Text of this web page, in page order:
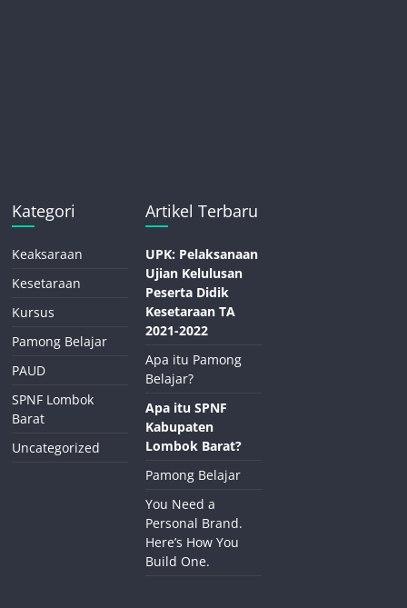
Kategori
Keaksaraan
Kesetaraan
Kursus
Pamong Belajar
PAUD
SPNF Lombok
Barat
Uncategorized
Artikel Terbaru
UPK: Pelaksanaan
Ujian Kelulusan
Peserta Didik
Kesetaraan TA
2021-2022
Apa itu Pamong
Belajar?
Apa itu SPNF
Kabupaten
Lombok Barat?
Pamong Belajar
You Need a
Personal Brand.
Here’s How You
Build One.